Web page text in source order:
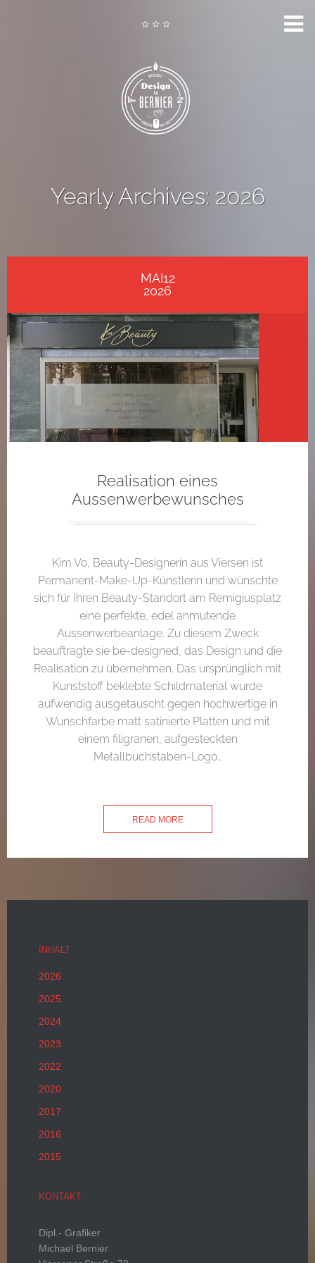
Yearly Archives: 2026
MAI12
2026
Realisation eines
Aussenwerbewunsches
Kim Vo, Beauty-Designerin aus Viersen ist
Permanent-Make-Up-Künstlerin und wünschte
sich für Ihren Beauty-Standort am Remigiusplatz
eine perfekte, edel anmutende
Aussenwerbeanlage. Zu diesem Zweck
beauftragte sie be-designed, das Design und die
Realisation zu übernehmen. Das ursprünglich mit
Kunststoff beklebte Schildmaterial wurde
aufwendig ausgetauscht gegen hochwertige in
Wunschfarbe matt satinierte Platten und mit
einem filigranen, aufgesteckten
Metallbuchstaben-Logo…
READ MORE
INHALT
2026
2025
2024
2023
2022
2020
2017
2016
2015
KONTAKT
Dipl.- Grafiker
Michael Bernier